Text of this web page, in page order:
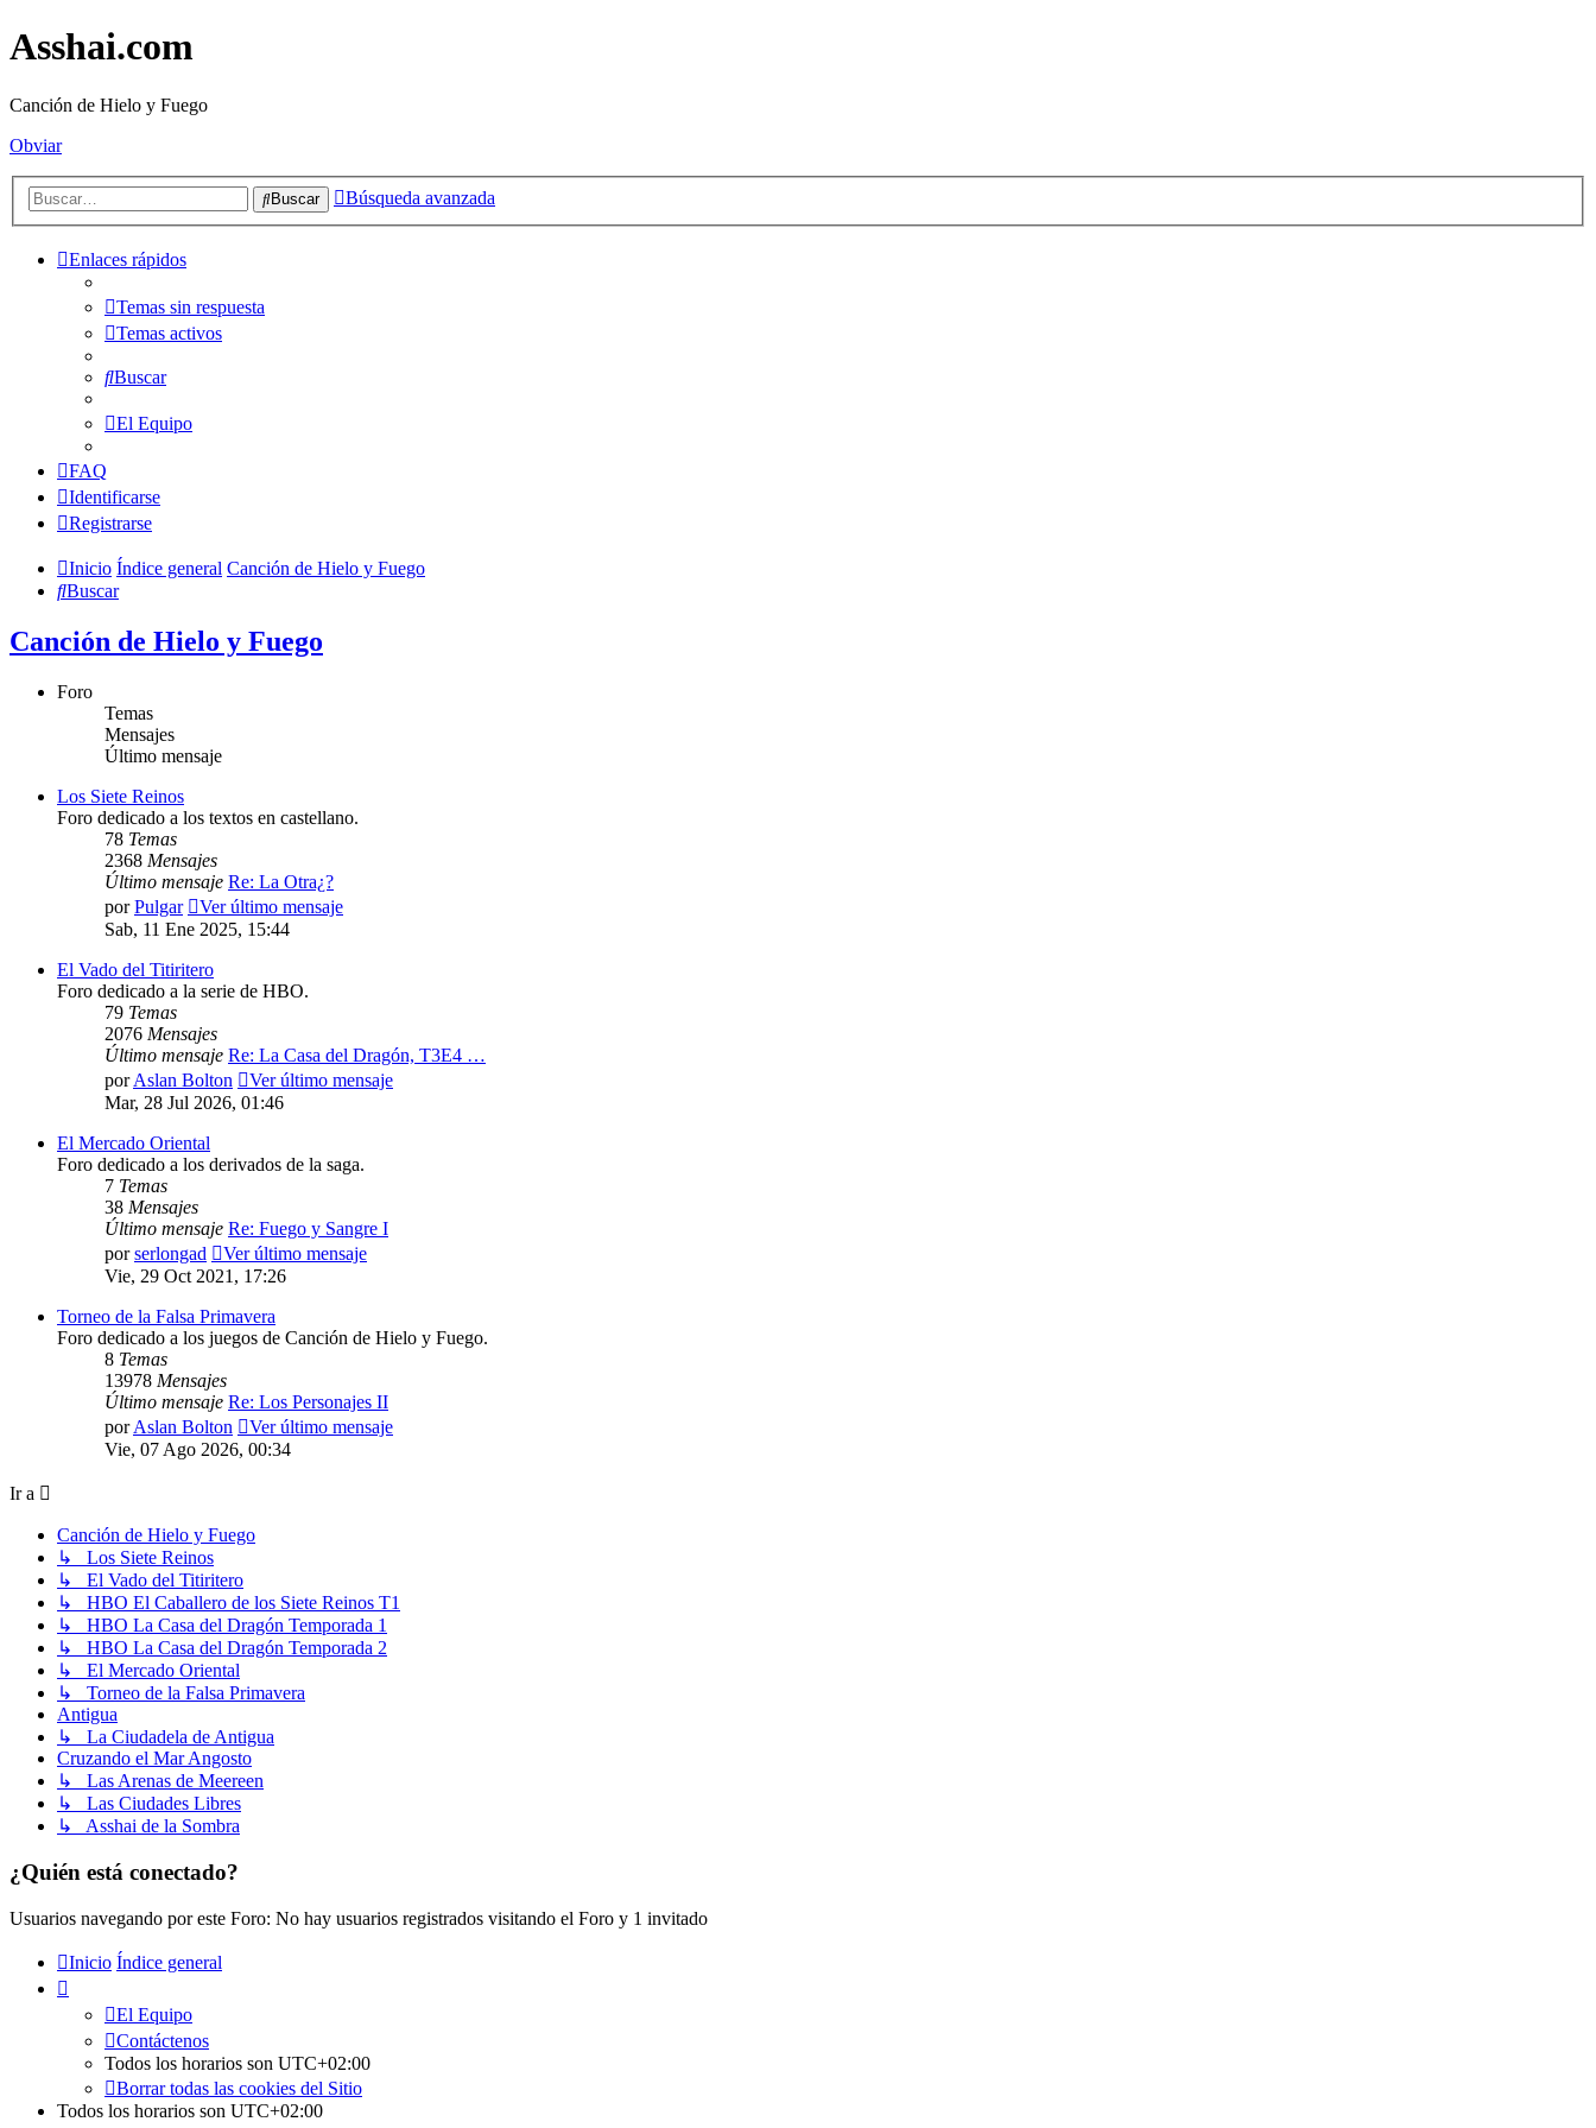
Asshai.com
Canción de Hielo y Fuego
Obviar
Buscar Búsqueda avanzada
Enlaces rápidos
Temas sin respuesta
Temas activos
Buscar
El Equipo
FAQ
Identificarse
Registrarse
Inicio Índice general Canción de Hielo y Fuego
Buscar
Canción de Hielo y Fuego
Foro
Temas
Mensajes
Último mensaje
Los Siete Reinos
Foro dedicado a los textos en castellano.
78 Temas
2368 Mensajes
Último mensaje Re: La Otra¿?
porPulgar
Ver último mensaje
Sab, 11 Ene 2025, 15:44
El Vado del Titiritero
Foro dedicado a la serie de HBO.
79 Temas
2076 Mensajes
Último mensaje Re: La Casa del Dragón, T3E4 …
porAslan Bolton
Ver último mensaje
Mar, 28 Jul 2026, 01:46
El Mercado Oriental
Foro dedicado a los derivados de la saga.
7 Temas
38 Mensajes
Último mensaje Re: Fuego y Sangre I
porserlongad
Ver último mensaje
Vie, 29 Oct 2021, 17:26
Torneo de la Falsa Primavera
Foro dedicado a los juegos de Canción de Hielo y Fuego.
8 Temas
13978 Mensajes
Último mensaje Re: Los Personajes II
porAslan Bolton
Ver último mensaje
Vie, 07 Ago 2026, 00:34
Ir a
Canción de Hielo y Fuego
↳ Los Siete Reinos
↳ El Vado del Titiritero
↳ HBO El Caballero de los Siete Reinos T1
↳ HBO La Casa del Dragón Temporada 1
↳ HBO La Casa del Dragón Temporada 2
↳ El Mercado Oriental
↳ Torneo de la Falsa Primavera
Antigua
↳ La Ciudadela de Antigua
Cruzando el Mar Angosto
↳ Las Arenas de Meereen
↳ Las Ciudades Libres
↳ Asshai de la Sombra
¿Quién está conectado?
Usuarios navegando por este Foro: No hay usuarios registrados visitando el Foro y 1 invitado
Inicio Índice general
El Equipo
Contáctenos
Todos los horarios son UTC+02:00
Borrar todas las cookies del Sitio
Todos los horarios son UTC+02:00